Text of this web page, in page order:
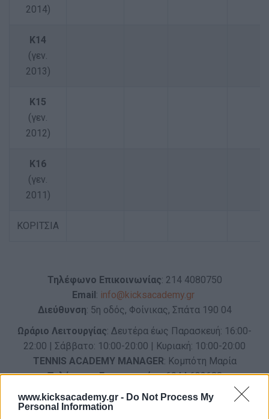
www.kicksacademy.gr - Do Not Process My
Personal Information
2014)
Κ14
(γεν.
2013)
Κ15
(γεν.
2012)
Κ16
(γεν.
2011)
ΚΟΡΙΤΣΙΑ
Τηλέφωνο Επικοινωνίας: 214 4080750
Email: info@kicksacademy.gr
Διεύθυνση: 5η οδός, Φοίνικας, Σπάτα 190 04
Ωράριο Λειτουργίας: Δευτέρα έως Παρασκευή: 16:00-
22:00 | Σάββατο: 10:00-20:00 | Κυριακή: 10:00-20:00
TENNIS ACADEMY MANAGER: Κομπότη Μαρία
Τηλέφωνο Επικοινωνίας: 6944 632688